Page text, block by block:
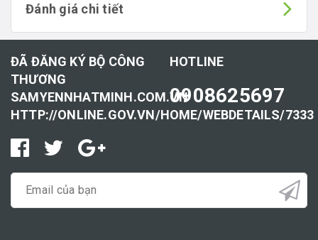
Đánh giá chi tiết
ĐÃ ĐĂNG KÝ BỘ CÔNG
THƯƠNG
SAMYENNHATMINH.COM.VN
HTTP://ONLINE.GOV.VN/HOME/WEBDETAILS/7333
HOTLINE
0908625697